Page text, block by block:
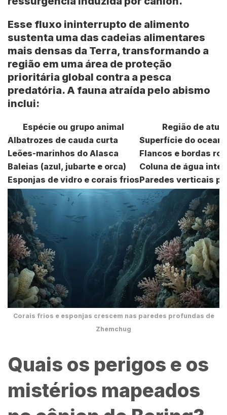
Esse fluxo ininterrupto de alimento
sustenta uma das cadeias alimentares
mais densas da Terra, transformando a
região em uma área de proteção
prioritária global contra a pesca
predatória. A fauna atraída pelo abismo
inclui:
Espécie ou grupo animal
Região de
Albatrozes de cauda curta
Superfície do oceano
Leões-marinhos do Alasca
Flancos e bordas
Baleias (azul, jubarte e orca)
Coluna de água
Esponjas de vidro e corais friosParedes verticais
Corais frios e esponjas crescem nas paredes profundas de
Zhemchug
Quais os perigos e os
mistérios mapeados